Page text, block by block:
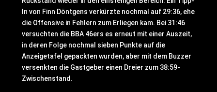
In von Finn Döntgens verkürzte nochmal auf 29:36, ehe
die Offensive in Fehlern zum Erliegen kam. Bei 31:46
versuchten die BBA 46ers es erneut mit einer Auszeit,
in deren Folge nochmal sieben Punkte auf die
Anzeigetafel gepackten wurden, aber mit dem Buzzer
versenkten die Gastgeber einen Dreier zum 38:59-
Zwischenstand.